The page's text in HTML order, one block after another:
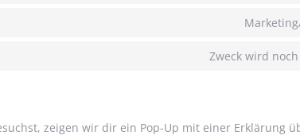
Zweck wird
zeigen wir dir ein Pop-Up mit einer Erklärung